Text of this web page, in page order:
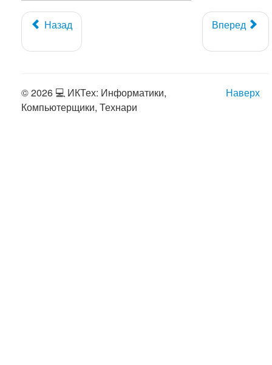
Назад Вперед
Наверх
© 2026 💻 ИКТех: Информатики,
Компьютерщики, Технари